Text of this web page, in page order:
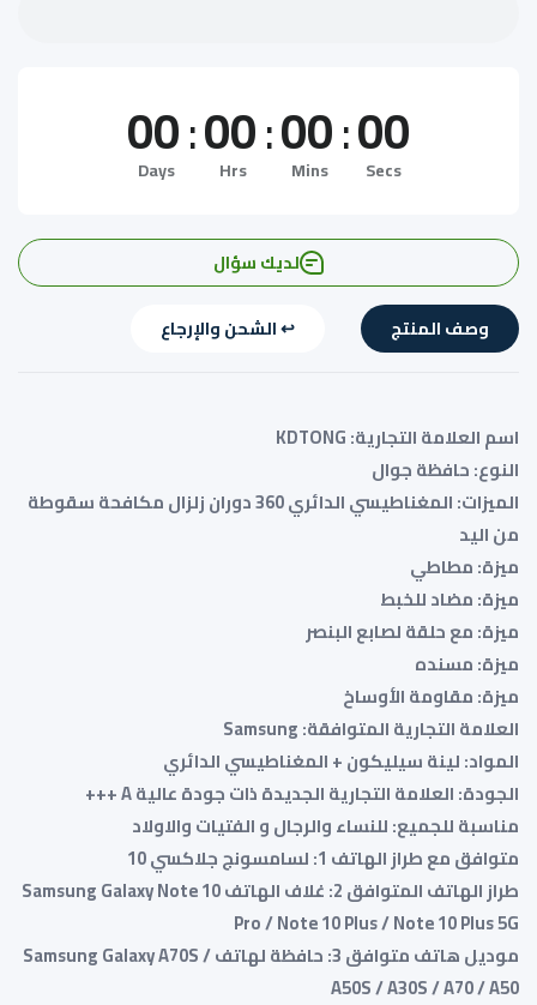
00:00:00:00
Days Hrs Mins Secs
لديك سؤال
وصف المنتج ↩️ الشحن والإرجاع
اسم العلامة التجارية: KDTONG
النوع: حافظة جوال
الميزات: المغناطيسي الدائري 360 دوران زلزال مكافحة سقوطة
من اليد
ميزة: مطاطي
ميزة: مضاد للخبط
ميزة: مع حلقة لصابع البنصر
ميزة: مسنده
ميزة: مقاومة الأوساخ
العلامة التجارية المتوافقة: Samsung
المواد: لينة سيليكون + المغناطيسي الدائري
الجودة: العلامة التجارية الجديدة ذات جودة عالية A +++
مناسبة للجميع: للنساء والرجال و الفتيات والاولاد
متوافق مع طراز الهاتف 1: لسامسونج جلاكسي 10
طراز الهاتف المتوافق 2: غلاف الهاتف Samsung Galaxy Note 10
Pro / Note 10 Plus / Note 10 Plus 5G
موديل هاتف متوافق 3: حافظة لهاتف Samsung Galaxy A70S /
A50S / A30S / A70 / A50